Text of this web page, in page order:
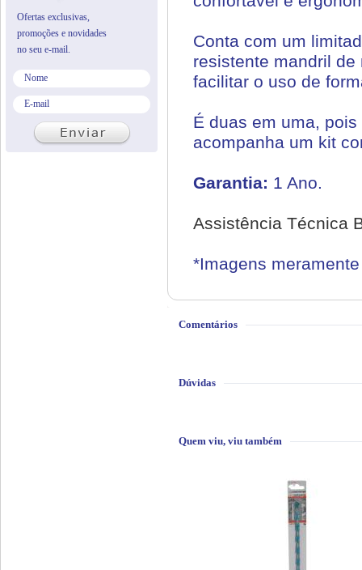
Conta com um
resistente mandril
facilitar o uso de
É duas em uma,
acompanha um kit
Garantia: 1 Ano.
Assistência Técnica
*Imagens
Comentários
Dúvidas
Quem viu, viu também
Ofertas exclusivas,
promoções e novidades
no seu e-mail.